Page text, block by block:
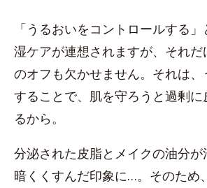
「うるおいをコントロールする
湿ケアが連想されますが、それ
のオフも欠かせません。それは
することで、肌を守ろうと過剰
るから。
分泌された皮脂とメイクの油分が
暗くくすんだ印象に…。そのため